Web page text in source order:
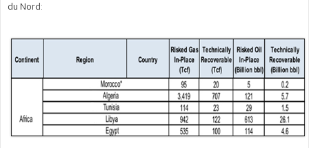
du Nord: